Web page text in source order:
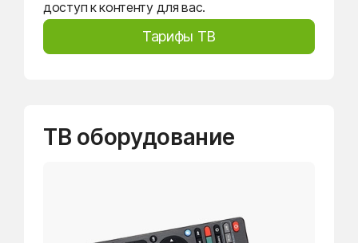
доступ к контенту для вас.
Тарифы ТВ
ТВ оборудование